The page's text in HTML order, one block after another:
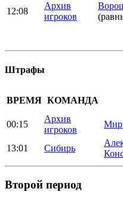
12:08
Архив
игроков
Штрафы
ВРЕМЯ КОМАНДА
00:15
Архив
игроков
13:01 Сибирь
Второй период